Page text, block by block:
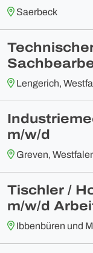
Saerbeck
Lengerich,
m/w/d
Greven,
Tischler /
m/w/d
Ibbenbüren und